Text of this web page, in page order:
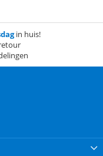
in huis!